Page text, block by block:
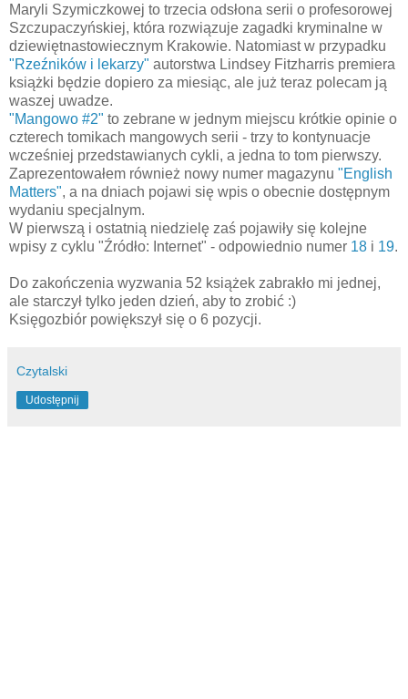
Maryli Szymiczkowej to trzecia odsłona serii o profesorowej
Szczupaczyńskiej, która rozwiązuje zagadki kryminalne w
dziewiętnastowiecznym Krakowie. Natomiast w przypadku
"Rzeźników i lekarzy" autorstwa Lindsey Fitzharris premiera
książki będzie dopiero za miesiąc, ale już teraz polecam ją
waszej uwadze.
"Mangowo #2" to zebrane w jednym miejscu krótkie opinie o
czterech tomikach mangowych serii - trzy to kontynuacje
wcześniej przedstawianych cykli, a jedna to tom pierwszy.
Zaprezentowałem również nowy numer magazynu "English
Matters", a na dniach pojawi się wpis o obecnie dostępnym
wydaniu specjalnym.
W pierwszą i ostatnią niedzielę zaś pojawiły się kolejne
wpisy z cyklu "Źródło: Internet" - odpowiednio numer 18 i 19.
Do zakończenia wyzwania 52 książek zabrakło mi jednej,
ale starczył tylko jeden dzień, aby to zrobić :)
Księgozbiór powiększył się o 6 pozycji.
Czytalski
Udostępnij